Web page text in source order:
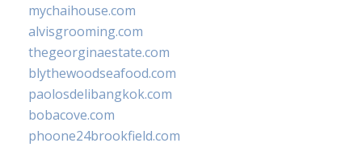
mychaihouse.com
alvisgrooming.com
thegeorginaestate.com
blythewoodseafood.com
paolosdelibangkok.com
bobacove.com
phoone24brookfield.com